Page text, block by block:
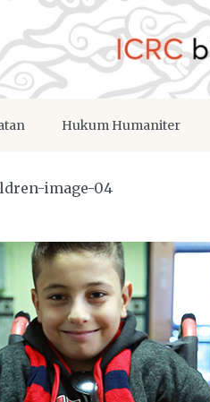
Hukum Humaniter
image-04